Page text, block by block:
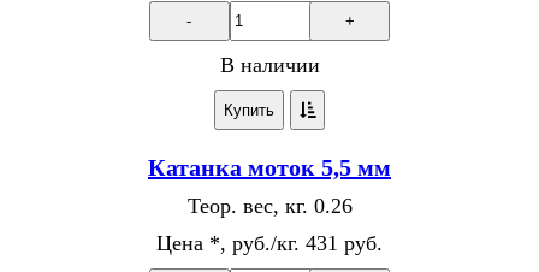
- +
В наличии
Купить
Катанка моток 5,5 мм
Теор. вес, кг. 0.26
Цена *, руб./кг. 431 руб.